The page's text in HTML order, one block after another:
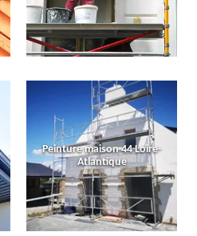
Peinture maison 44 Loire-
Atlantique